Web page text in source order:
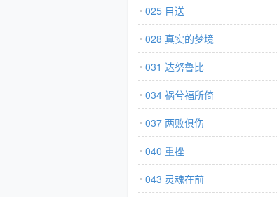
025 目送
028 真实的梦境
031 达努鲁比
034 祸兮福所倚
037 两败俱伤
040 重挫
043 灵魂在前